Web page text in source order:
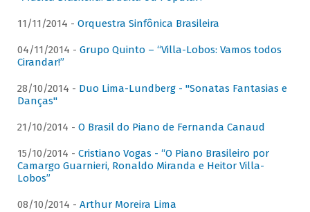
11/11/2014 - Orquestra Sinfônica Brasileira
04/11/2014 - Grupo Quinto – “Villa-Lobos: Vamos todos
Cirandar!”
28/10/2014 - Duo Lima-Lundberg - "Sonatas Fantasias e
Danças"
21/10/2014 - O Brasil do Piano de Fernanda Canaud
15/10/2014 - Cristiano Vogas - “O Piano Brasileiro por
Camargo Guarnieri, Ronaldo Miranda e Heitor Villa-
Lobos”
08/10/2014 - Arthur Moreira Lima